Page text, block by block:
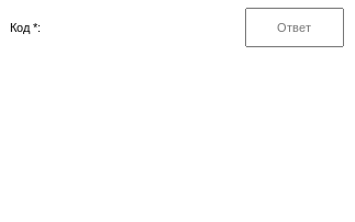
Код *: